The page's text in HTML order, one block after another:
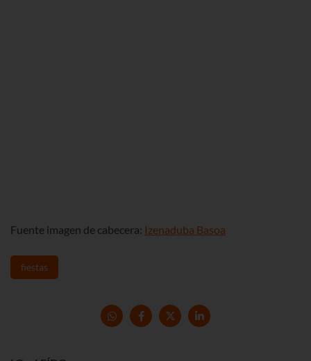
Fuente imagen de cabecera: Izenaduba Basoa
fiestas